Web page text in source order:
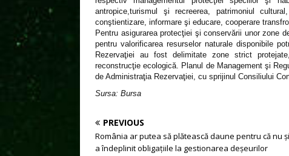
antropice,turismul şi recreerea, patrimoniul
conştientizare, informare şi educare, cooperare
Pentru asigurarea protecţiei şi conservării unor zone
pentru valorificarea resurselor naturale disponibile
Rezervaţiei au fost delimitate zone strict
reconstrucţie ecologică. Planul de Management şi
de Administraţia Rezervaţiei, cu sprijinul Consiliului
Sursa: Bursa
PREVIOUS
România ar putea să plătească daune pentru că nu
a îndeplinit obligaţiile la gestionarea deşeurilor